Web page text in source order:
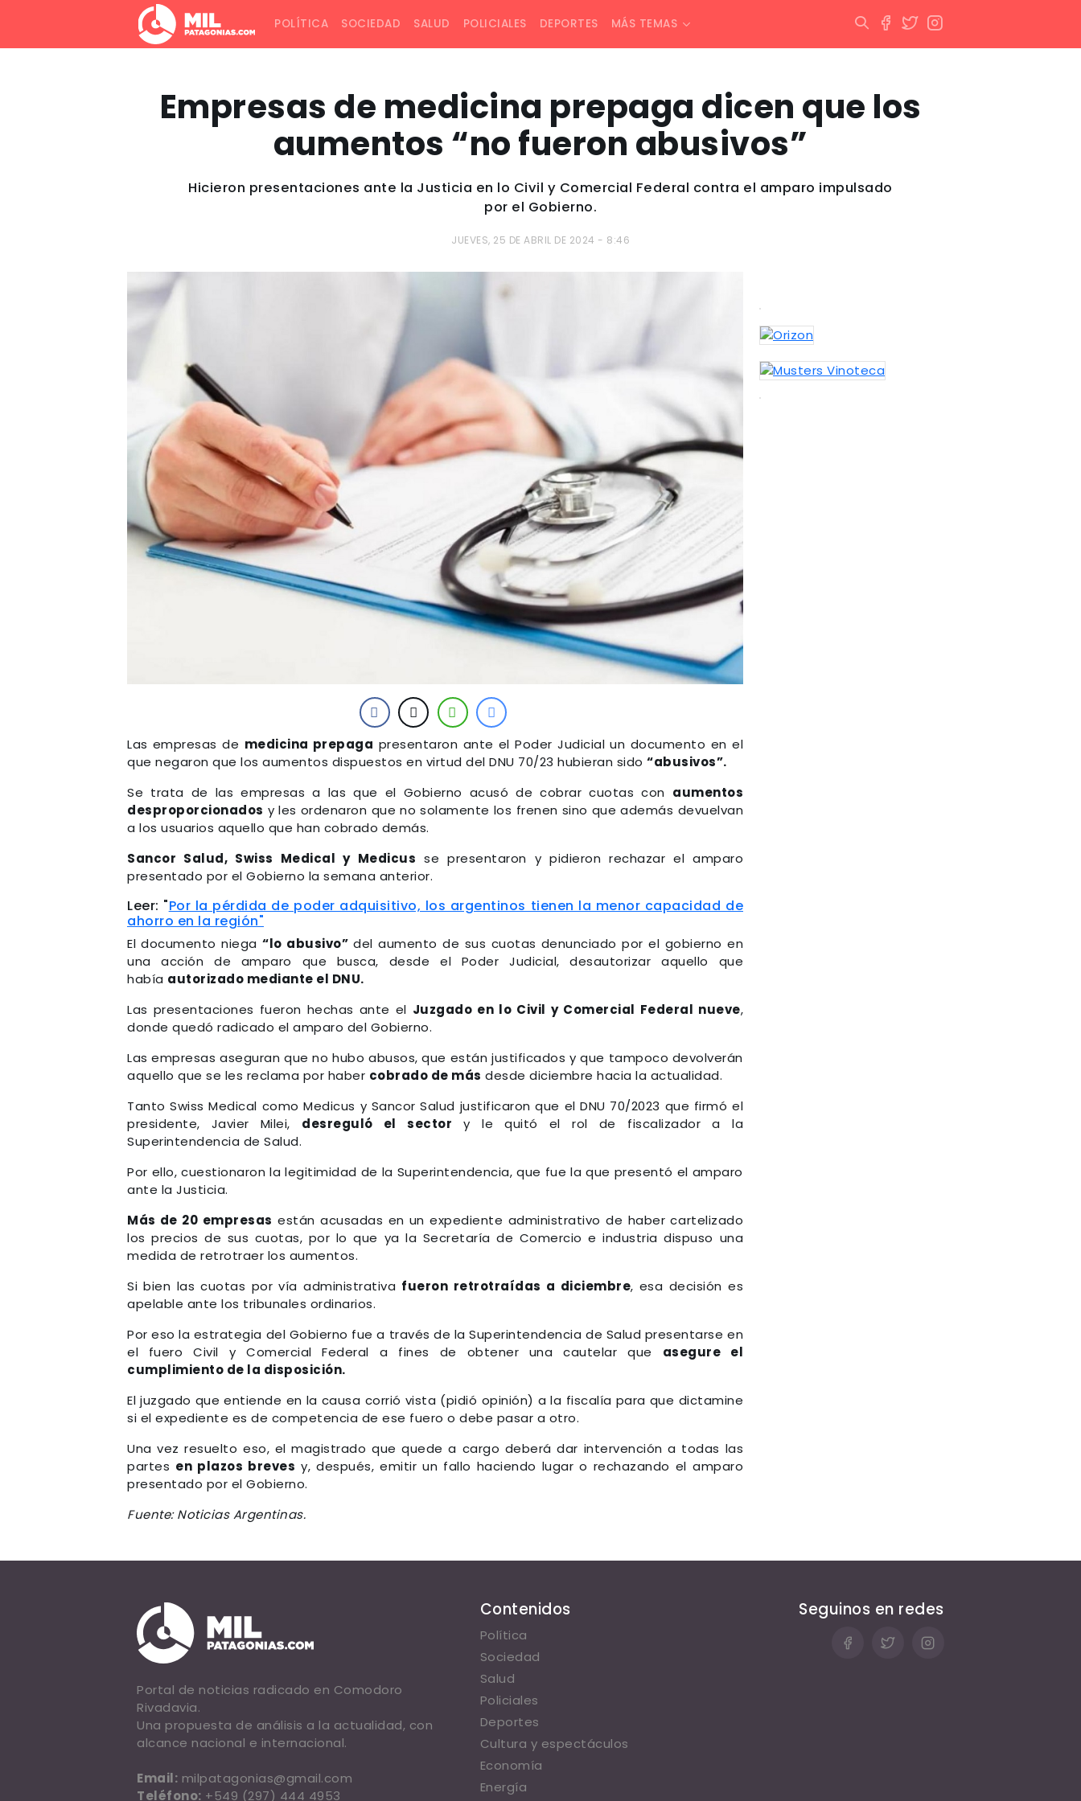
POLÍTICA SOCIEDAD SALUD POLICIALES DEPORTES MÁS TEMAS
Empresas de medicina prepaga dicen que los
aumentos “no fueron abusivos”
Hicieron presentaciones ante la Justicia en lo Civil y Comercial Federal contra el amparo impulsado
por el Gobierno.
JUEVES, 25 DE ABRIL DE 2024 - 8:46
Las empresas de medicina prepaga presentaron ante el Poder Judicial un documento en el
que negaron que los aumentos dispuestos en virtud del DNU 70/23 hubieran sido “abusivos”.
Se trata de las empresas a las que el Gobierno acusó de cobrar cuotas con aumentos
desproporcionados y les ordenaron que no solamente los frenen sino que además devuelvan
a los usuarios aquello que han cobrado demás.
Sancor Salud, Swiss Medical y Medicus se presentaron y pidieron rechazar el amparo
presentado por el Gobierno la semana anterior.
Leer: "Por la pérdida de poder adquisitivo, los argentinos tienen la menor capacidad de
ahorro en la región"
El documento niega“lo abusivo” del aumento de sus cuotas denunciado por el gobierno en
una acción de amparo que busca, desde el Poder Judicial, desautorizar aquello que
había autorizado mediante el DNU.
Las presentaciones fueron hechas ante el Juzgado en lo Civil y Comercial Federal nueve,
donde quedó radicado el amparo del Gobierno.
Las empresas aseguran que no hubo abusos, que están justificados y que tampoco devolverán
aquello que se les reclama por haber cobrado de más desde diciembre hacia la actualidad.
Tanto Swiss Medical como Medicus y Sancor Salud justificaron que el DNU 70/2023 que firmó el
presidente, Javier Milei, desreguló el sector y le quitó el rol de fiscalizador a la
Superintendencia de Salud.
Por ello, cuestionaron la legitimidad de la Superintendencia, que fue la que presentó el amparo
ante la Justicia.
Más de 20 empresas están acusadas en un expediente administrativo de haber cartelizado
los precios de sus cuotas, por lo que ya la Secretaría de Comercio e industria dispuso una
medida de retrotraer los aumentos.
Si bien las cuotas por vía administrativa fueron retrotraídas a diciembre, esa decisión es
apelable ante los tribunales ordinarios.
Por eso la estrategia del Gobierno fue a través de la Superintendencia de Salud presentarse en
el fuero Civil y Comercial Federal a fines de obtener una cautelar que asegure el
cumplimiento de la disposición.
El juzgado que entiende en la causa corrió vista (pidió opinión) a la fiscalía para que dictamine
si el expediente es de competencia de ese fuero o debe pasar a otro.
Una vez resuelto eso, el magistrado que quede a cargo deberá dar intervención a todas las
partes en plazos breves y, después, emitir un fallo haciendo lugar o rechazando el amparo
presentado por el Gobierno.
Fuente: Noticias Argentinas.
Portal de noticias radicado en Comodoro
Rivadavia.
Una propuesta de análisis a la actualidad, con
alcance nacional e internacional.
Email: milpatagonias@gmail.com
Teléfono: +549 (297) 444 4953
Contenidos
Política
Sociedad
Salud
Policiales
Deportes
Cultura y espectáculos
Economía
Energía
Seguinos en redes